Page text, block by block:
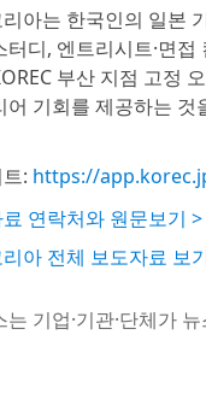
아는 한국인의 일본
터디, 엔트리시트·면
부산 지점 고정
어 기회를 제공하는 것
: https://
연락처와 원문보기 >
아 전체 보도자료 보
는 기업·기관·단체가